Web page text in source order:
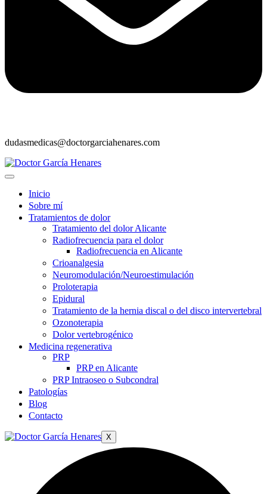
dudasmedicas@doctorgarciahenares.com
Inicio
Sobre mí
Tratamientos de dolor
Tratamiento del dolor Alicante
Radiofrecuencia para el dolor
Radiofrecuencia en Alicante
Crioanalgesia
Neuromodulación/Neuroestimulación
Proloterapia
Epidural
Tratamiento de la hernia discal o del disco intervertebral
Ozonoterapia
Dolor vertebrogénico
Medicina regenerativa
PRP
PRP en Alicante
PRP Intraoseo o Subcondral
Patologías
Blog
Contacto
X